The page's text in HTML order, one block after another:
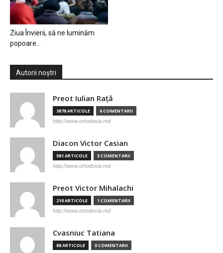
Ziua Învierii, să ne luminăm
popoare…
Autorii noștri
Preot Iulian Raţă
3878 ARTICOLE 6 COMENTARII
http://www.ortodoxia.md
Diacon Victor Casian
581 ARTICOLE 5 COMENTARII
http://www.ortodoxia.md
Preot Victor Mihalachi
210 ARTICOLE 1 COMENTARII
http://www.ortodoxia.md
Cvasniuc Tatiana
88 ARTICOLE 0 COMENTARII